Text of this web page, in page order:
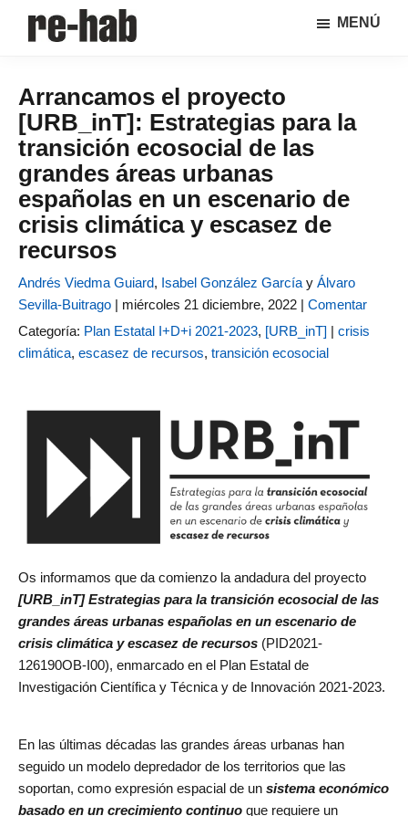
lateral
principal
│
Crisis
urbana,
rehabilitación
y
regeneración
difusión
y
discusión
la
adaptación
de
nuestras
nuevos
retos
Investigación
Arquitectura,
Urbanismo
(GIAU+S)
de
la
Universidad
Politécnica
de
MENÚ
Arrancamos el proyecto
[URB_inT]: Estrategias para la
transición ecosocial de las
grandes áreas urbanas
españolas en un escenario de
crisis climática y escasez de
recursos
Andrés Viedma Guiard, Isabel González García y Álvaro
Sevilla-Buitrago | miércoles 21 diciembre, 2022 | Comentar
Categoría: Plan Estatal I+D+i 2021-2023, [URB_inT] | crisis
climática, escasez de recursos, transición ecosocial
Os informamos que da comienzo la andadura del proyecto
[URB_inT] Estrategias para la transición ecosocial de las
grandes áreas urbanas españolas en un escenario de
crisis climática y escasez de recursos (PID2021-
126190OB-I00), enmarcado en el Plan Estatal de
Investigación Científica y Técnica y de Innovación 2021-2023.
En las últimas décadas las grandes áreas urbanas han
seguido un modelo depredador de los territorios que las
soportan, como expresión espacial de un sistema económico
basado en un crecimiento continuo que requiere un